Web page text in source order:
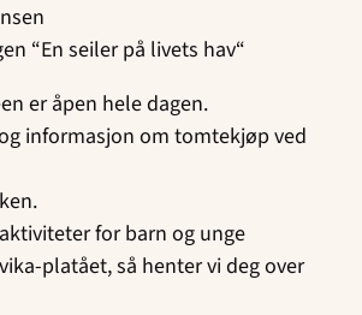
“En seiler på livets hav“
er åpen hele dagen.
informasjon om tomtekjøp ved
for barn og unge
platået, så henter vi deg over